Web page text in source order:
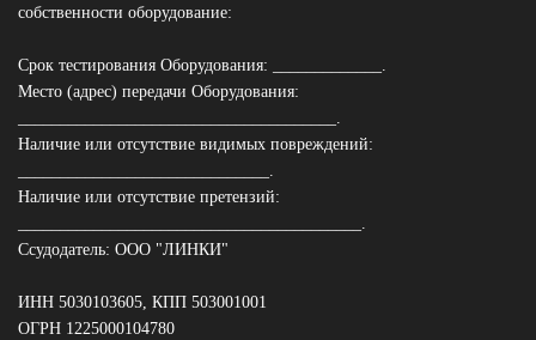
собственности оборудование:
Срок тестирования Оборудования: _____________.
Место (адрес) передачи Оборудования:
______________________________________.
Наличие или отсутствие видимых повреждений:
______________________________.
Наличие или отсутствие претензий:
_________________________________________.
Ссудодатель: ООО "ЛИНКИ"
ИНН 5030103605, КПП 503001001
ОГРН 1225000104780